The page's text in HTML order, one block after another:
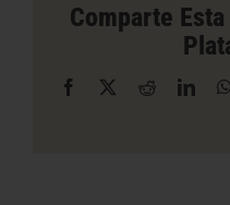
Comparte
Facebook Reddit